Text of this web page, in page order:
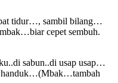
tidur…, sambil bilang…
cepet sembuh.
sabun..di usap usap…
handuk…(Mbak…tambah